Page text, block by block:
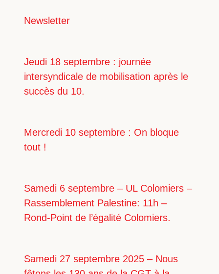
Newsletter
Jeudi 18 septembre : journée
intersyndicale de mobilisation après le
succès du 10.
Mercredi 10 septembre : On bloque
tout !
Samedi 6 septembre – UL Colomiers –
Rassemblement Palestine: 11h –
Rond-Point de l’égalité Colomiers.
Samedi 27 septembre 2025 – Nous